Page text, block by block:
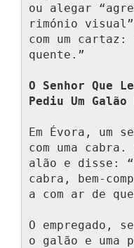
ou alegar
rimónio
com um cartaz:
quente.”
O Senhor Que
Pediu Um
Em Évora, um
com uma
alão e disse:
cabra, bem-
a com ar de
O empregado,
o galão e uma